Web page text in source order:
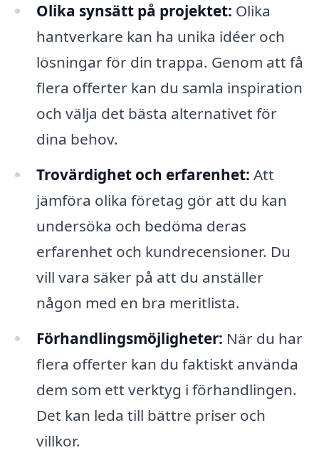
Olika synsätt på projektet: Olika
hantverkare kan ha unika idéer och
lösningar för din trappa. Genom att få
flera offerter kan du samla inspiration
och välja det bästa alternativet för
dina behov.
Trovärdighet och erfarenhet: Att
jämföra olika företag gör att du kan
undersöka och bedöma deras
erfarenhet och kundrecensioner. Du
vill vara säker på att du anställer
någon med en bra meritlista.
Förhandlingsmöjligheter: När du har
flera offerter kan du faktiskt använda
dem som ett verktyg i förhandlingen.
Det kan leda till bättre priser och
villkor.